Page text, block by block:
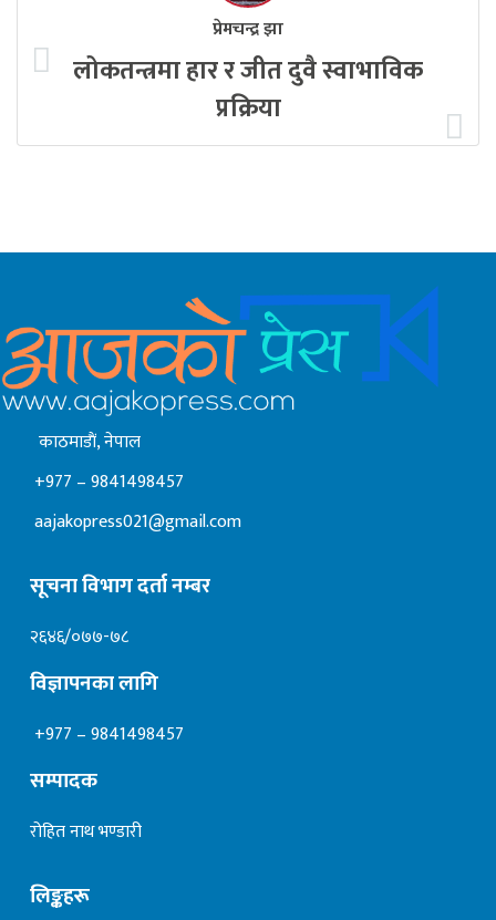
प्रेमचन्द्र झा
लोकतन्त्रमा हार र जीत दुवै स्वाभाविक
प्रक्रिया
काठमाडाैं, नेपाल
+977 – 9841498457
aajakopress021@gmail.com
सूचना विभाग दर्ता नम्बर
२६४६/०७७-७८
विज्ञापनका लागि
+977 – 9841498457
सम्पादक
रोहित नाथ भण्डारी
लिङ्कहरू